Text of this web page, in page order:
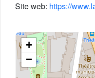
Site web: https://
+
−